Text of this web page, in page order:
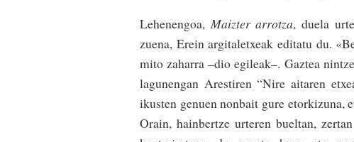
Lehenengoa, Maizter arrotza, duela
zuena, Erein argitaletxeak editatu du.
mito zaharra –dio egileak–. Gaztea
lagunengan Arestiren “Nire aitaren
ikusten genuen nonbait gure etorkizuna,
Orain, hainbertze urteren bueltan,